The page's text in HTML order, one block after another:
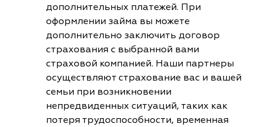
дополнительных платежей. При
оформлении займа вы можете
дополнительно заключить договор
страхования с выбранной вами
страховой компанией. Наши партнеры
осуществляют страхование вас и вашей
семьи при возникновении
непредвиденных ситуаций, таких как
потеря трудоспособности, временная